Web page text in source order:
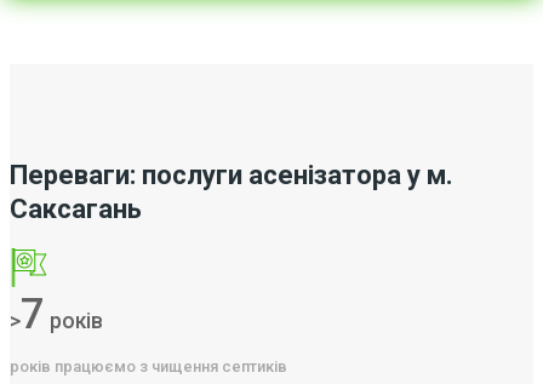
Переваги: послуги асенізатора у м.
Саксагань
>7 років
років працюємо з чищення септиків